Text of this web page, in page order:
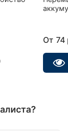
От 74